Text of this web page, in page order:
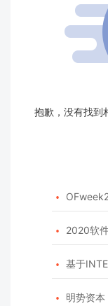
抱歉，没有找到

 2020软
 基于
 明势资本《